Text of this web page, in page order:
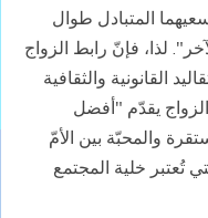
المتبادل طوال
لذا، فإنّ رابط الزواج
القانونية والثقافية
يقدّم "أفضل
والمحبّة بين الأمّ
تُعتبر خلية المجتمع